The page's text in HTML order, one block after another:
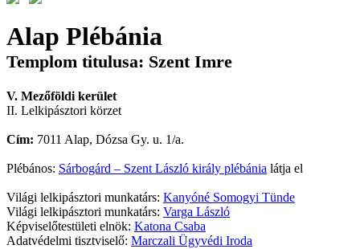
Alap Plébánia
Templom titulusa: Szent Imre
V. Mezőföldi kerület
II. Lelkipásztori körzet
Cím: 7011 Alap, Dózsa Gy. u. 1/a.
Plébános: Sárbogárd – Szent László király plébánia látja el
Világi lelkipásztori munkatárs: Kanyóné Somogyi Tünde
Világi lelkipásztori munkatárs: Varga László
Képviselőtestületi elnök: Katona Csaba
Adatvédelmi tisztviselő: Marczali Ügyvédi Iroda